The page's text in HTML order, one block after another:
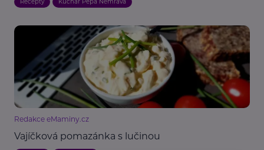
Recepty Kuchař Pepa Nemrava
Redakce eMaminy.cz
Vajíčková pomazánka s lučinou